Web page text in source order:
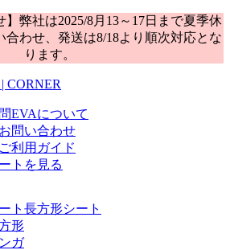
】弊社は2025/8月13～17日まで夏季休
合わせ、発送は8/18より順次対応とな
ります。
CORNER
EVAについて
お問い合わせ
ご利用ガイド
トを見る
長方形シート
形
ガ